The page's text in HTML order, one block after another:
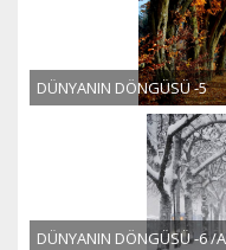
DÜNYANIN DÖNGÜSÜ -5
DÜNYANIN DÖNGÜSÜ -6 /